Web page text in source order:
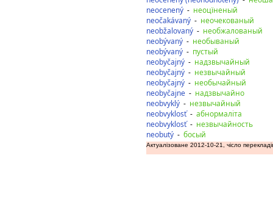
neocenený - неоцїненый
neočakávaný - неочекованый
neobžalovaný - необжалованый
neobývaný - необываный
neobývaný - пустый
neobyčajný - надзвычайный
neobyčajný - незвычайный
neobyčajný - необычайный
neobyčajne - надзвычайно
neobvyklý - незвычайный
neobvyklosť- абнормаліта
neobvyklosť- незвычайность
neobutý - босый
Актуалізоване 2012-10-21, чісло